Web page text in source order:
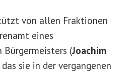
von allen Fraktionen
eines
(Joachim
sie in der vergangenen